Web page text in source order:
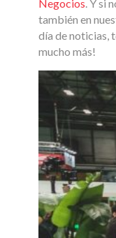
Negocios. Y si
también en
día de noticias,
mucho más!